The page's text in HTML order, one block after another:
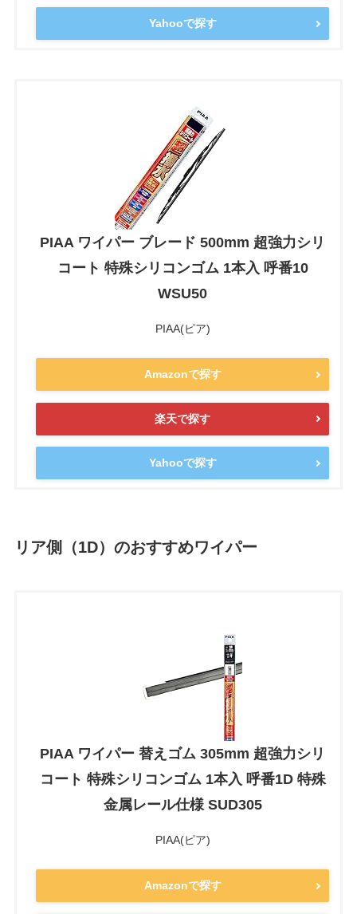
Yahooで探す
PIAA ワイパー ブレード 500mm 超強力シリ
コート 特殊シリコンゴム 1本入 呼番10
WSU50
PIAA(ピア)
Amazonで探す
楽天で探す
Yahooで探す
リア側（1D）のおすすめワイパー
PIAA ワイパー 替えゴム 305mm 超強力シリ
コート 特殊シリコンゴム 1本入 呼番1D 特殊
金属レール仕様 SUD305
PIAA(ピア)
Amazonで探す